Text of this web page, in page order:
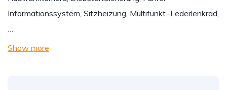
Informationssystem, Sitzheizung, Multifunkt.-Lederlenkrad,
…
Show more